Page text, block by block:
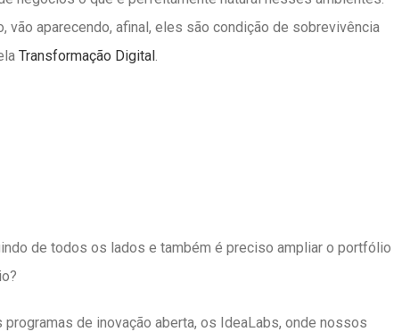
aparecendo, afinal, eles são condição de sobrevivência
Transformação Digital.
de todos os lados e também é preciso ampliar o portfólio
de inovação aberta, os IdeaLabs, onde nossos